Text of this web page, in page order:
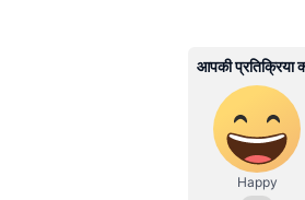
Related
से
(MCU) से
स्टोरीज
और